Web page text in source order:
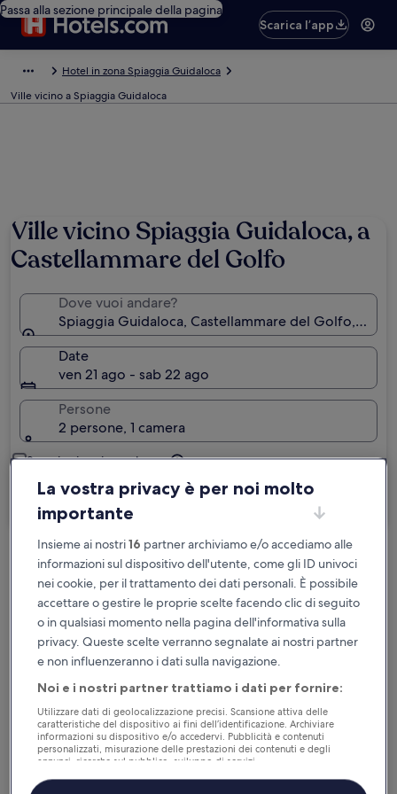
Passa alla sezione principale della pagina
Scarica l’app
Hotel in zona Spiaggia Guidaloca
Ville vicino a Spiaggia Guidaloca
Ville vicino Spiaggia Guidaloca, a
Castellammare del Golfo
Dove vuoi andare?
Spiaggia Guidaloca, Castellammare del Golfo,
Date
ven 21 ago - sab 22 ago
Persone
2 persone, 1 camera
Sono in viaggio per lavoro
Cerca
Cancellazione gratuita se cambi
programma
Accumula vantaggi con ogni notte di
soggiorno
Risparmia di più con le tariffe per soli
iscritti
Controlla i prezzi per queste date
La vostra privacy è per noi molto
importante
Insieme ai nostri16 partner archiviamo e/o accediamo alle
informazioni sul dispositivo dell'utente, come gli ID univoci
nei cookie, per il trattamento dei dati personali. È possibile
accettare o gestire le proprie scelte facendo clic di seguito
o in qualsiasi momento nella pagina dell'informativa sulla
privacy. Queste scelte verranno segnalate ai nostri partner
e non influenzeranno i dati sulla navigazione.
Noi e i nostri partner trattiamo i dati per fornire:
Utilizzare dati di geolocalizzazione precisi. Scansione attiva delle
caratteristiche del dispositivo ai fini dell’identificazione. Archiviare
informazioni su dispositivo e/o accedervi. Pubblicità e contenuti
personalizzati, misurazione delle prestazioni dei contenuti e degli
annunci, ricerche sul pubblico, sviluppo di servizi.
Elenco dei partner (fornitori)